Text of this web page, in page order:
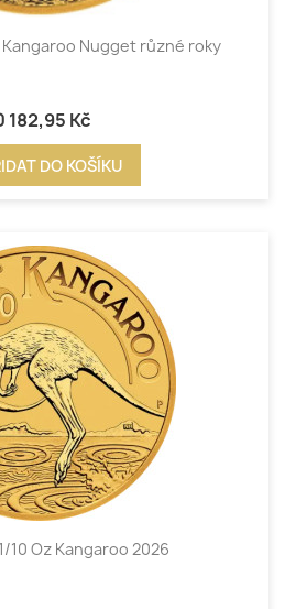
Kangaroo Nugget různé roky
182,95 Kč
DO KOŠÍKU
10 Oz Kangaroo 2026